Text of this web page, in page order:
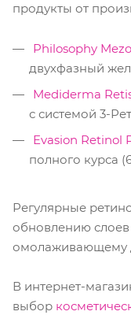
продукты от
Philosophy
двухфазный
Mediderma
с системой 3-
Evasion Retinol
полного курса
Регулярные
обновлению
омолаживающему
В интернет-
выбор